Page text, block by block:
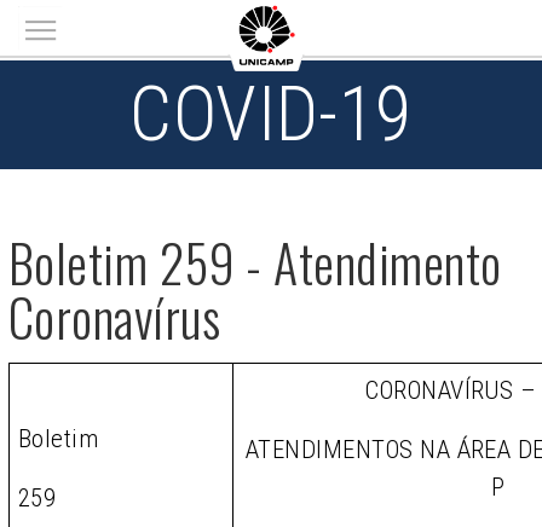
Main menu
COVID-19
Boletim 259 - Atendimento
Coronavírus
Boletim
259
CORONAVÍRUS
ATENDIMENTOS NA ÁREA
P